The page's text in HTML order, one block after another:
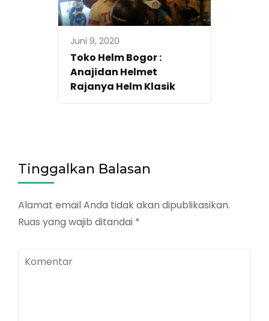
Juni 9, 2020
Toko Helm Bogor :
Anajidan Helmet
Rajanya Helm Klasik
Tinggalkan Balasan
Alamat email Anda tidak akan dipublikasikan.
Ruas yang wajib ditandai *
Komentar